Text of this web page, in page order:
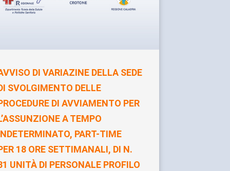
DI VARIAZINE DELLA SEDE
SVOLGIMENTO DELLE
DI AVVIAMENTO PER
A TEMPO
PART-TIME
18 ORE SETTIMANALI, DI N.
UNITÀ DI PERSONALE PROFILO